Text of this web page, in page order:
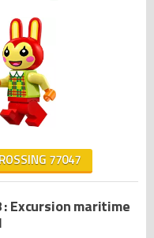
77047
: Excursion maritime